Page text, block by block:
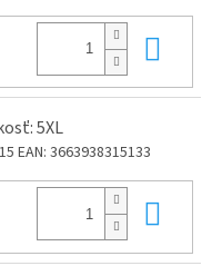
5XL
EAN: 3663938315133